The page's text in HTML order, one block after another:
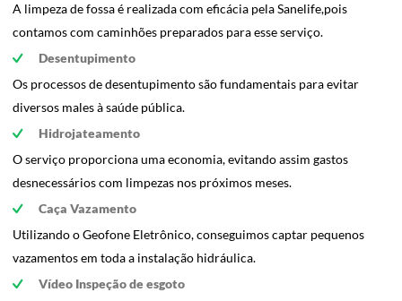
A limpeza de fossa é realizada com eficácia pela Sanelife,pois
contamos com caminhões preparados para esse serviço.
Desentupimento
Os processos de desentupimento são fundamentais para evitar
diversos males à saúde pública.
Hidrojateamento
O serviço proporciona uma economia, evitando assim gastos
desnecessários com limpezas nos próximos meses.
Caça Vazamento
Utilizando o Geofone Eletrônico, conseguimos captar pequenos
vazamentos em toda a instalação hidráulica.
Vídeo Inspeção de esgoto